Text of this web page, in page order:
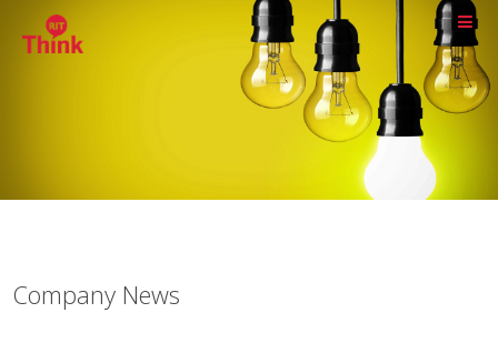
Company News